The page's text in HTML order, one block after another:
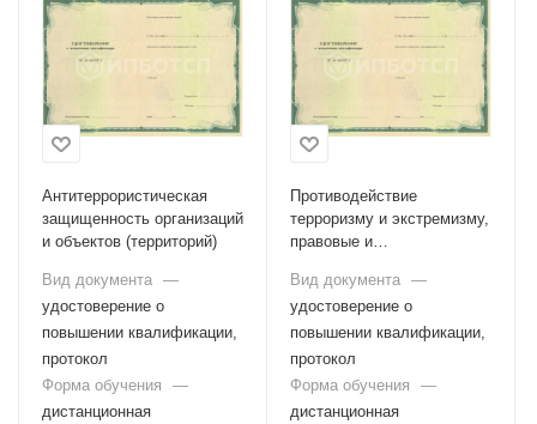
Антитеррористическая
защищенность организаций
и объектов (территорий)
Вид документа —
удостоверение о
повышении квалификации,
протокол
Форма обучения
—
дистанционная
Противодействие
терроризму и экстремизму,
правовые и
профилактики терроризма
и экстремизма
Вид документа —
удостоверение о
повышении квалификации,
протокол
Форма обучения
—
дистанционная